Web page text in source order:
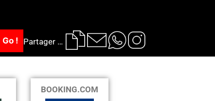
Go ! Partager …
BOOKING.COM